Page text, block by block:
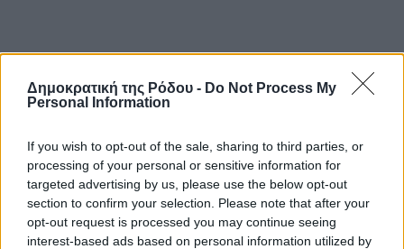
Δημοκρατική της Ρόδου - Do Not Process My
Personal Information
If you wish to opt-out of the sale, sharing to third parties, or
processing of your personal or sensitive information for
targeted advertising by us, please use the below opt-out
section to confirm your selection. Please note that after your
opt-out request is processed you may continue seeing
interest-based ads based on personal information utilized by